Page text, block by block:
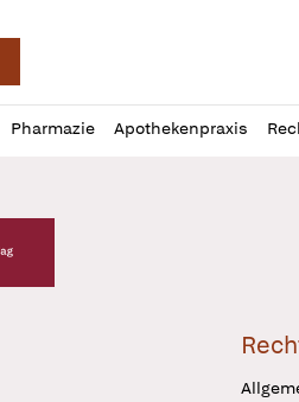
Pharmazie Apothekenpraxis
Verlag Logo